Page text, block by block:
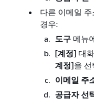
다른 이메일
경우:
도구 메뉴
[계정] 대
계정]을 선
이메일 주
공급자 선